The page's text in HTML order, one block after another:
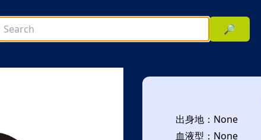
🔎
出身地：None
血液型：None